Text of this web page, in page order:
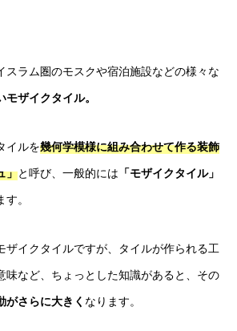
スラム圏のモスクや宿泊施設などの様々な
モザイクタイル。
イルを幾何学模様に組み合わせて作る装飾
」と呼び、一般的には 「モザイクタイル」
。
ザイクタイルですが、タイルが作られる工
味など、ちょっとした知識があると、その
がさらに大きく なります。